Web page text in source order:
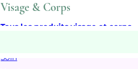
Visage & Corps
Tous les produits visage et corps
Soin